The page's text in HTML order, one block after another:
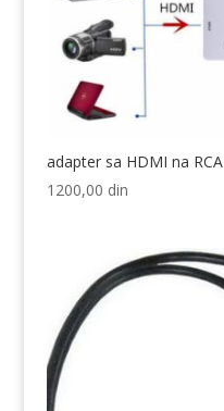
adapter sa HDMI na RCA
1200,00 din